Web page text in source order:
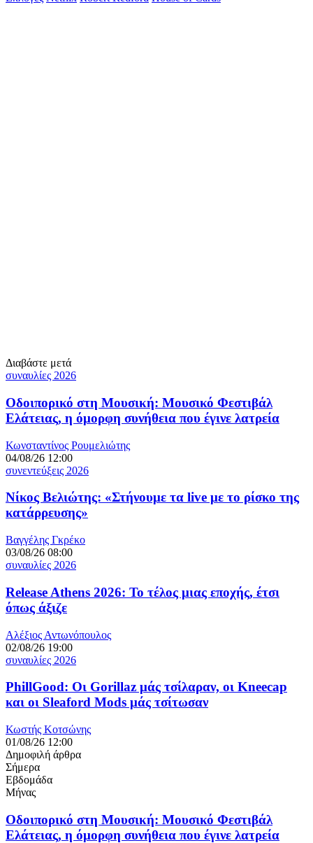
Διαβάστε μετά
συναυλίες 2026
Οδοιπορικό στη Μουσική: Μουσικό Φεστιβάλ
Ελάτειας, η όμορφη συνήθεια που έγινε λατρεία
Κωνσταντίνος Ρουμελιώτης
04/08/26 12:00
συνεντεύξεις 2026
Νίκος Βελιώτης: «Στήνουμε τα live με το ρίσκο της
κατάρρευσης»
Βαγγέλης Γκρέκο
03/08/26 08:00
συναυλίες 2026
Release Athens 2026: Το τέλος μιας εποχής, έτσι
όπως άξιζε
Αλέξιος Αντωνόπουλος
02/08/26 19:00
συναυλίες 2026
PhillGood: Οι Gorillaz μάς τσίλαραν, οι Kneecap
και οι Sleaford Mods μάς τσίτωσαν
Κωστής Κοτσώνης
01/08/26 12:00
Δημοφιλή άρθρα
Σήμερα
Εβδομάδα
Μήνας
Οδοιπορικό στη Μουσική: Μουσικό Φεστιβάλ
Ελάτειας, η όμορφη συνήθεια που έγινε λατρεία